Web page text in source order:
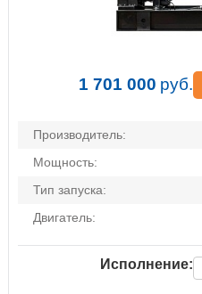
1 701 000 руб.
Производитель:
Мощность:
Тип запуска:
Двигатель:
Исполнение: